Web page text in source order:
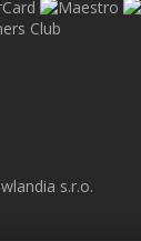
s.r.o.